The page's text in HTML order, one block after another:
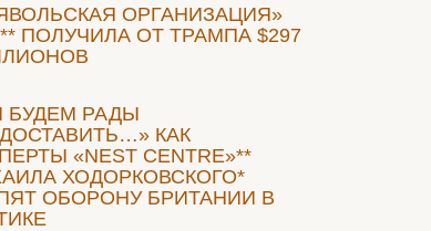
ОРГАНИЗАЦИЯ»
ПОЛУЧИЛА ОТ ТРАМПА $297
БУДЕМ РАДЫ
КАК
«NEST CENTRE»**
ХОДОРКОВСКОГО*
ОБОРОНУ БРИТАНИИ В